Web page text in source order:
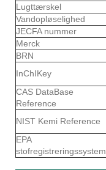
Lugttærskel
Vandopløselighed
JECFA nummer
Merck
BRN
InChIKey
CAS DataBase
Reference
NIST Kemi Reference
EPA
stofregistreringssystem